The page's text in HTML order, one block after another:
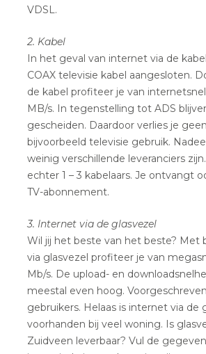
VDSL.
2. Kabel
In het geval van internet via de
COAX televisie kabel aangesloten.
de kabel profiteer je van
MB/s. In tegenstelling tot ADS
gescheiden. Daardoor verlies je
bijvoorbeeld televisie gebruik.
weinig verschillende leveranciers
echter 1 – 3 kabelaars. Je ontvangt
TV-abonnement.
3. Internet via de glasvezel
Wil jij het beste van het beste? Met
via glasvezel profiteer je van
Mb/s. De upload- en
meestal even hoog.
gebruikers. Helaas is internet via de
voorhanden bij veel woning. Is
Zuidveen leverbaar? Vul de